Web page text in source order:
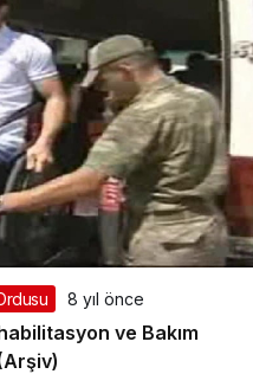
8 yıl önce
ve Bakım